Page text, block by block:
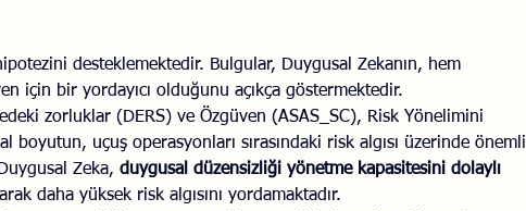
desteklemektedir. Bulgular, Duygusal Zekanın, hem
için bir yordayıcı olduğunu açıkça göstermektedir.
zorluklar (DERS) ve Özgüven (ASAS_SC), Risk Yönelimini
boyutun, uçuş operasyonları sırasındaki risk algısı üzerinde önemli
Zeka, duygusal düzensizliği yönetme kapasitesini dolaylı
daha yüksek risk algısını yordamaktadır.